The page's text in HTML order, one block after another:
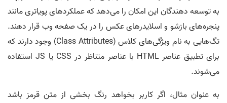
به توسعه دهندگان این امکان را می‌دهد که عملکردهای پویاتری مانند
پنجره‌های بازشو و اسلایدرهای عکس را در یک صفحه وب قرار دهند.
تگ‌هایی به نام ویژگی‌های کلاس (Class Attributes) وجود دارند که
برای تطبیق عناصر HTML با عناصر متناظر در CSS یا JS استفاده
می‌شوند.
به عنوان مثال، اگر کاربر بخواهد رنگ بخشی از متن قرمز باشد